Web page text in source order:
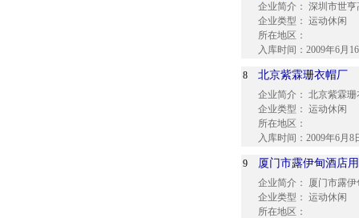
企业简介： 深圳市世
企业类型： 运动休闲
所在地区：
入库时间： 2009年6月
8 北京紫霖珊衣帽厂
企业简介： 北京紫霖珊
企业类型： 运动休闲
所在地区：
入库时间： 2009年6月8
9 厦门市露伊甸酒店
企业简介：
厦门市露
企业类型： 运动休闲
所在地区：